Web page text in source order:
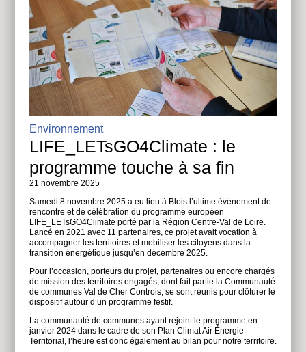
Environnement
LIFE_LETsGO4Climate : le
programme touche à sa fin
21 novembre 2025
Samedi 8 novembre 2025 a eu lieu à Blois l’ultime événement de
rencontre et de célébration du programme européen
LIFE_LETsGO4Climate porté par la Région Centre-Val de Loire.
Lancé en 2021 avec 11 partenaires, ce projet avait vocation à
accompagner les territoires et mobiliser les citoyens dans la
transition énergétique jusqu’en décembre 2025.
Pour l’occasion, porteurs du projet, partenaires ou encore chargés
de mission des territoires engagés, dont fait partie la Communauté
de communes Val de Cher Controis, se sont réunis pour clôturer le
dispositif autour d’un programme festif.
La communauté de communes ayant rejoint le programme en
janvier 2024 dans le cadre de son Plan Climat Air Énergie
Territorial, l’heure est donc également au bilan pour notre territoire.